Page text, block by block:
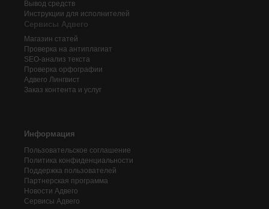
Вывод средств
Инструкции для исполнителей
Сервисы Адвего
Магазин статей
Проверка на антиплагиат
SEO-анализ текста
Проверка орфографии
Адвего Лингвист
Заказ контента и услуг
Информация
Пользовательское соглашение
Политика конфиденциальности
Поддержка пользователей
Партнерская программа
Новости Адвего
Сервисы Адвего